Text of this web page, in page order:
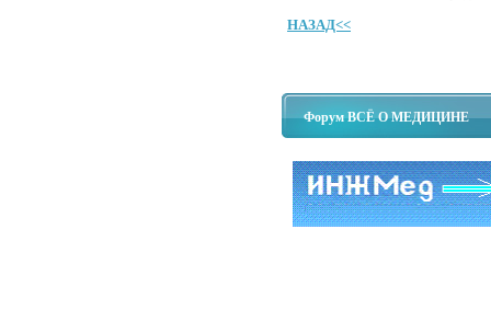
НАЗАД<<
Форум ВСЁ О МЕДИЦИНЕ